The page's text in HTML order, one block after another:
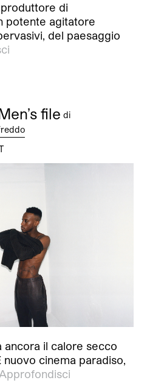
di
potente agitatore
del paesaggio
file di
ancora il calore secco
cinema paradiso,
Approfondisci